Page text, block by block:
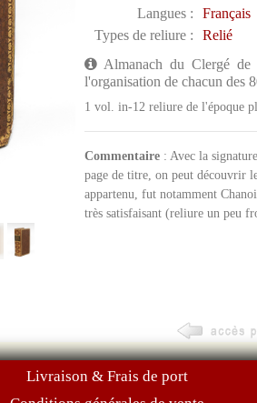
Langues :
Français
Types de reliure :
Relié
Almanach du Clergé
l'organisation de chacun des
1 vol. in-12 reliure de l'époque
Commentaire: Avec la
page de titre, on peut découvrir
appartenu, fut notamment
très satisfaisant (reliure un peu
Livraison & Frais de port